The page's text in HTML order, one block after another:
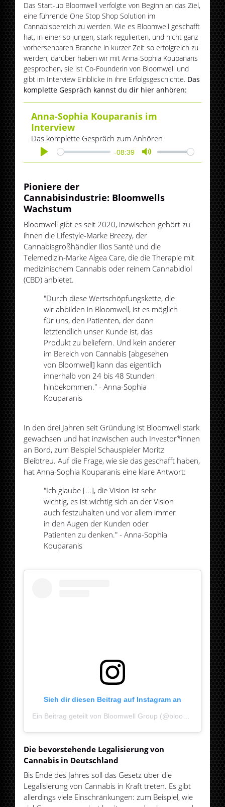
Das Start-up Bloomwell verfolgte von Beginn an das Ziel,
eine führende One Stop Shop Solution im
Cannabisbereich zu werden. Wie es Bloomwell geschafft
hat, in einer so jungen, stark regulierten, und nicht ganz
vorhersehbaren Branche in kurzer Zeit so erfolgreich zu
werden, darüber haben wir mit Anna-Sophia Koupanaris
gesprochen, sie ist Co-Founderin von Bloomwell und
gibt im Interview Einblicke in ihre Erfolgsgeschichte. Das
komplette Gespräch kannst du dir hier anhören:
Anna-Sophia Kouparanis im
Interview
Das komplette Gespräch zum Anhören
Play
-08:39
Mute
Pioniere der
Cannabisindustrie: Bloomwells
Wachstum
Bloomwell gibt es seit 2020, inzwischen gehört zu
ihnen die Lifestyle-Marke Breezy, der
Cannabisgroßhändler Ilios Santé und die
Telemedizin-Marke Algea Care, die die Therapie mit
medizinischem Cannabis oder reinem Cannabidiol
(CBD) anbietet.
"Durch diese Wertschöpfungskette, die
wir abbilden in Bloomwell, ist es möglich
für uns, den Patienten, der dann
letztendlich unser Kunde ist, das
Produkt zu beliefern. Und kein anderer
im Bereich von Cannabis [abgesehen
von Bloomwell] kann das eigentlich
innerhalb von 24 bis 48 Stunden
hinbekommen." - Anna-Sophia
Kouparanis
In den drei Jahren seit Gründung ist Bloomwell stark
gewachsen und hat inzwischen auch Investor*innen
an Bord, zum Beispiel Schauspieler Moritz
Bleibtreu. Auf die Frage, wie sie das geschafft haben,
hat Anna-Sophia Kouparanis eine klare Antwort:
"Ich glaube [...], die Vision ist sehr
wichtig, es ist wichtig sich an der Vision
auch festzuhalten und vor allem immer
in den Augen der Kunden oder
Patienten zu denken." - Anna-Sophia
Kouparanis
Sieh dir diesen Beitrag auf Instagram an
Die bevorstehende Legalisierung von
Cannabis in Deutschland
Bis Ende des Jahres soll das Gesetz über die
Legalisierung von Cannabis in Kraft treten. Es gibt
allerdings viele Einschränkungen: zum Beispiel, wie